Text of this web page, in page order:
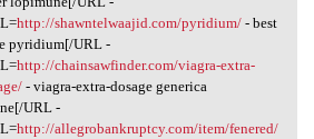
http://shawntelwaajid.com/pyridium/- best
pyridium[/URL -
http://chainsawfinder.com/viagra-extra-
- viagra-extra-dosage generica
URL -
http://allegrobankruptcy.com/item/fenered/